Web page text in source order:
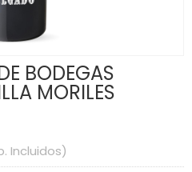
BODEGAS
MORILES
Incluidos)